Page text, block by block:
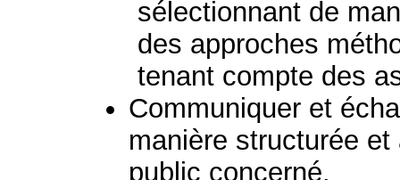
sélectionnant de
des approches
tenant compte des
Communiquer et
manière structurée
public concerné.